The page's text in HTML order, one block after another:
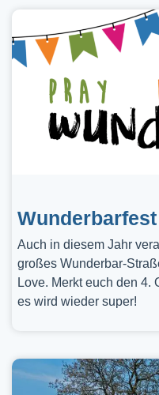
Wunderbarfest
Auch in diesem Jahr
großes Wunderbar-
Love. Merkt euch den 4.
es wird wieder super!